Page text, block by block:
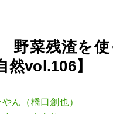
菜残渣を使
然vol.106】
ん（橋口創也）